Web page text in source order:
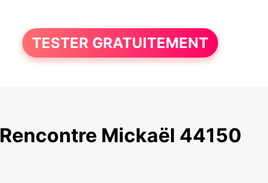
TESTER GRATUITEMENT
Rencontre Mickaël 44150